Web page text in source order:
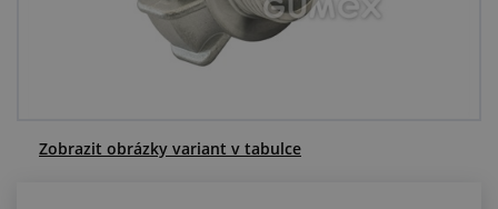
Centrum poptávek
Zobrazit obrázky variant v tabulce